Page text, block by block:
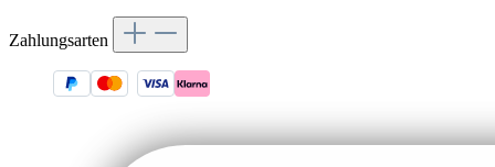
Zahlungsarten